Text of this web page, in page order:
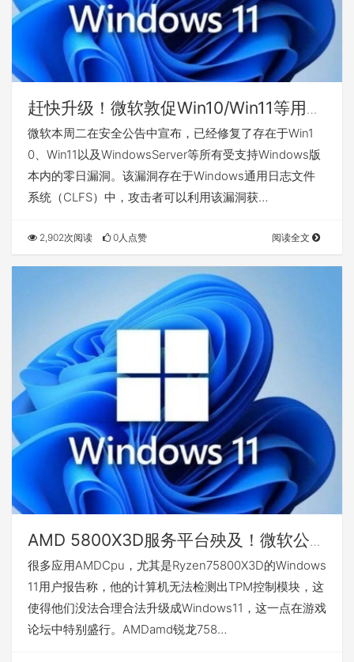
赶快升级！微软敦促Win10/Win11等用户
尽快升级：有风险漏洞
微软本周二在安全公告中宣布，已经修复了存在于Win1
0、Win11以及WindowsServer等所有受支持Windows版
本内的零日漏洞。该漏洞存在于Windows通用日志文件
系统（CLFS）中，攻击者可以利用该漏洞获…
2,902次阅读 0人点赞 阅读全文
AMD 5800X3D服务平台殃及！微软公司
Win11系统软件重现大Bug
很多应用AMDCpu，尤其是Ryzen75800X3D的Windows
11用户报告称，他的计算机无法检测出TPM控制模块，这
使得他们没法合理合法升级成Windows11，这一点在游戏
论坛中特别盛行。AMDamd锐龙758…